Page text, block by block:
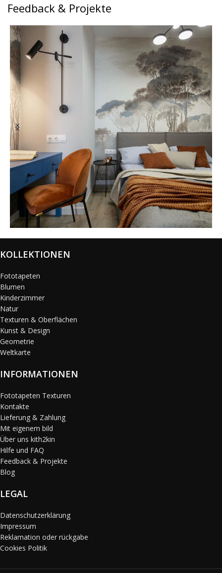
Feedback & Projekte
@karols_interiors
KOLLEKTIONEN
Fototapeten
Blumen
Kinderzimmer
Natur
Texturen & Oberflächen
Kunst & Design
Geometrie
Weltkarte
INFORMATIONEN
Fototapeten Texturen
Kontakte
Lieferung & Zahlung
Mit eigenem bild
Über uns kith2kin
Hilfe und FAQ
Feedback & Projekte
Blog
LEGAL
Datenschutzerklärung
Impressum
Reklamation oder rückgabe
Cookies Politik